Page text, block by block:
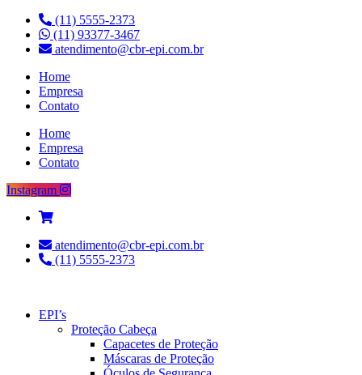
(11) 5555-2373
(11) 93377-3467
atendimento@cbr-epi.com.br
Home
Empresa
Contato
Home
Empresa
Contato
Instagram
atendimento@cbr-epi.com.br
(11) 5555-2373
EPI’s
Proteção Cabeça
Capacetes de Proteção
Máscaras de Proteção